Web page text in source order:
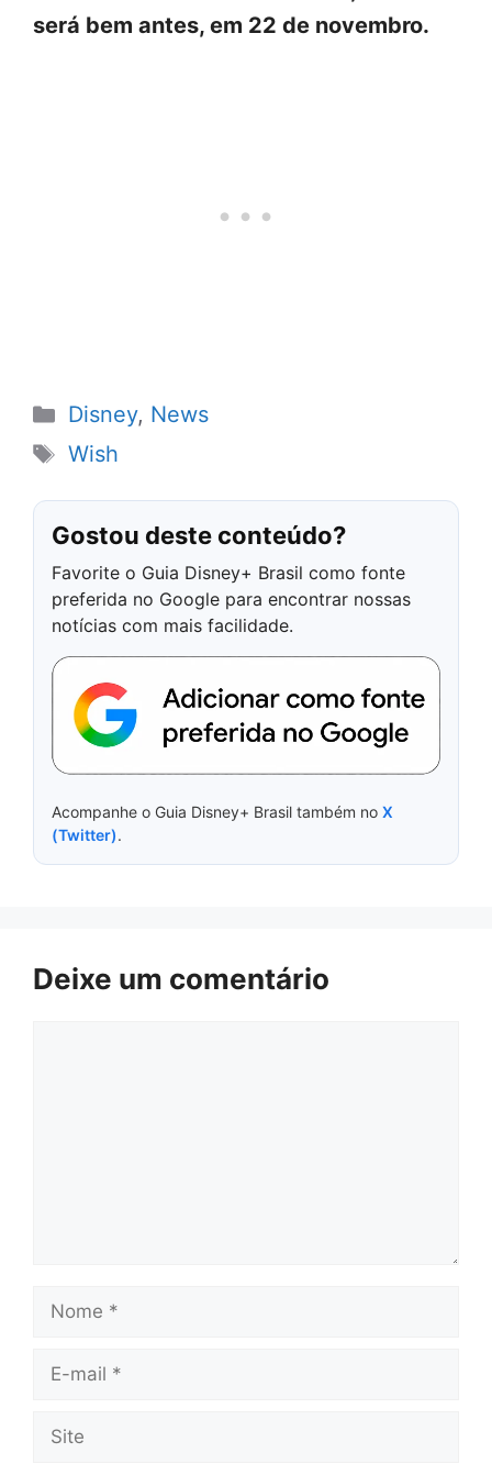
será bem antes, em 22 de novembro.
Categorias
Disney, News
Tags
Wish
Gostou deste conteúdo?
Favorite o Guia Disney+ Brasil como fonte
preferida no Google para encontrar nossas
notícias com mais facilidade.
Acompanhe o Guia Disney+ Brasil também no X
(Twitter).
Deixe um comentário
Nome
E-
Site